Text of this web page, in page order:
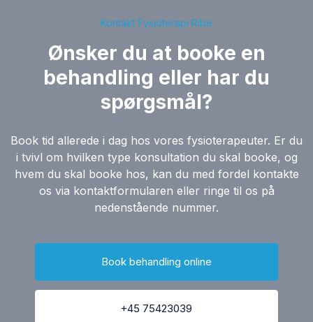
Kontakt Fysioterapi Ribe
Ønsker du at booke en
behandling eller har du
spørgsmål?
Book tid allerede i dag hos vores fysioterapeuter. Er du
i tvivl om hvilken type konsultation du skal booke, og
hvem du skal booke hos, kan du med fordel kontakte
os via kontaktformularen eller ringe til os på
nedenstående nummer.
Book behandling online
+45 75423039